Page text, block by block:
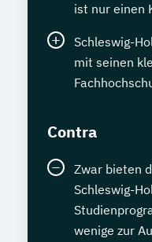
ist nur einen
Schleswig-
mit seinen
Contra
Zwar bieten
Schleswig-
wenige zur